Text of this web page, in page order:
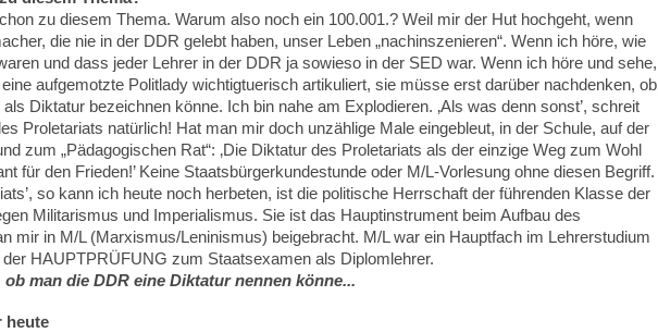
zu diesem Thema. Warum also noch ein 100.001.? Weil mir der Hut hochgeht, wenn
die nie in der DDR gelebt haben, unser Leben „nachinszenieren“. Wenn ich höre, wie
und dass jeder Lehrer in der DDR ja sowieso in der SED war. Wenn ich höre und sehe,
aufgemotzte Politlady wichtigtuerisch artikuliert, sie müsse erst darüber nachdenken, ob
Diktatur bezeichnen könne. Ich bin nahe am Explodieren. ‚Als was denn sonst’, schreit
Proletariats natürlich! Hat man mir doch unzählige Male eingebleut, in der Schule, auf der
zum „Pädagogischen Rat“: ‚Die Diktatur des Proletariats als der einzige Weg zum Wohl
für den Frieden!’ Keine Staatsbürgerkundestunde oder M/L-Vorlesung ohne diesen Begriff.
so kann ich heute noch herbeten, ist die politische Herrschaft der führenden Klasse der
Militarismus und Imperialismus. Sie ist das Hauptinstrument beim Aufbau des
mir in M/L (Marxismus/Leninismus) beigebracht. M/L war ein Hauptfach im Lehrerstudium
HAUPTPRÜFUNG zum Staatsexamen als Diplomlehrer.
man die DDR eine Diktatur nennen könne...
heute